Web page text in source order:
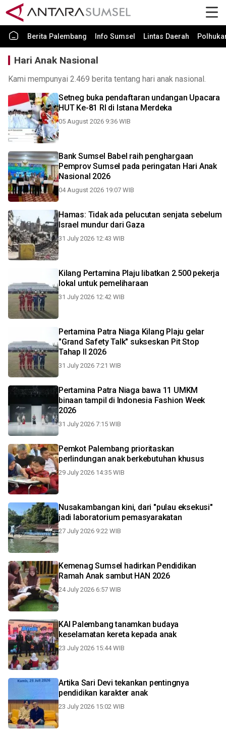
Berita Palembang Info Sumsel Lintas Daerah
Hari Anak Nasional
Kami mempunyai 2.469 berita tentang hari anak nasional.
Setneg buka pendaftaran undangan Upacara
HUT Ke-81 RI di Istana Merdeka
05 August 2026 9:36 WIB
Bank Sumsel Babel raih penghargaan
Pemprov Sumsel pada peringatan Hari Anak
Nasional 2026
04 August 2026 19:07 WIB
Hamas: Tidak ada pelucutan senjata sebelum
Israel mundur dari Gaza
31 July 2026 12:43 WIB
Kilang Pertamina Plaju libatkan 2.500 pekerja
lokal untuk pemeliharaan
31 July 2026 12:42 WIB
Pertamina Patra Niaga Kilang Plaju gelar
"Grand Safety Talk" sukseskan Pit Stop
Tahap II 2026
31 July 2026 7:21 WIB
Pertamina Patra Niaga bawa 11 UMKM
binaan tampil di Indonesia Fashion Week
2026
31 July 2026 7:15 WIB
Pemkot Palembang prioritaskan
perlindungan anak berkebutuhan khusus
29 July 2026 14:35 WIB
Nusakambangan kini, dari "pulau eksekusi"
jadi laboratorium pemasyarakatan
27 July 2026 9:22 WIB
Kemenag Sumsel hadirkan Pendidikan
Ramah Anak sambut HAN 2026
24 July 2026 6:57 WIB
KAI Palembang tanamkan budaya
keselamatan kereta kepada anak
23 July 2026 15:44 WIB
Artika Sari Devi tekankan pentingnya
pendidikan karakter anak
23 July 2026 15:02 WIB